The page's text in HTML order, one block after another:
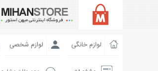
لوازم خانگی لوازم شخصی